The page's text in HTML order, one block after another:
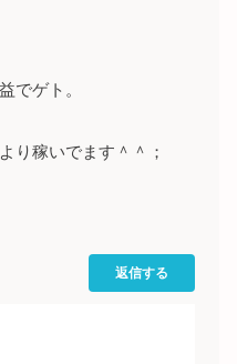
でゲト。
り稼いでます＾＾；
返信する